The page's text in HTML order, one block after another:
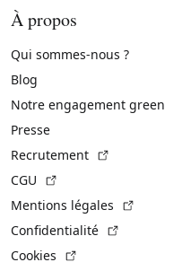
À propos
Qui sommes-nous ?
Blog
Notre engagement green
Presse
Recrutement
CGU
Mentions légales
Confidentialité
Cookies